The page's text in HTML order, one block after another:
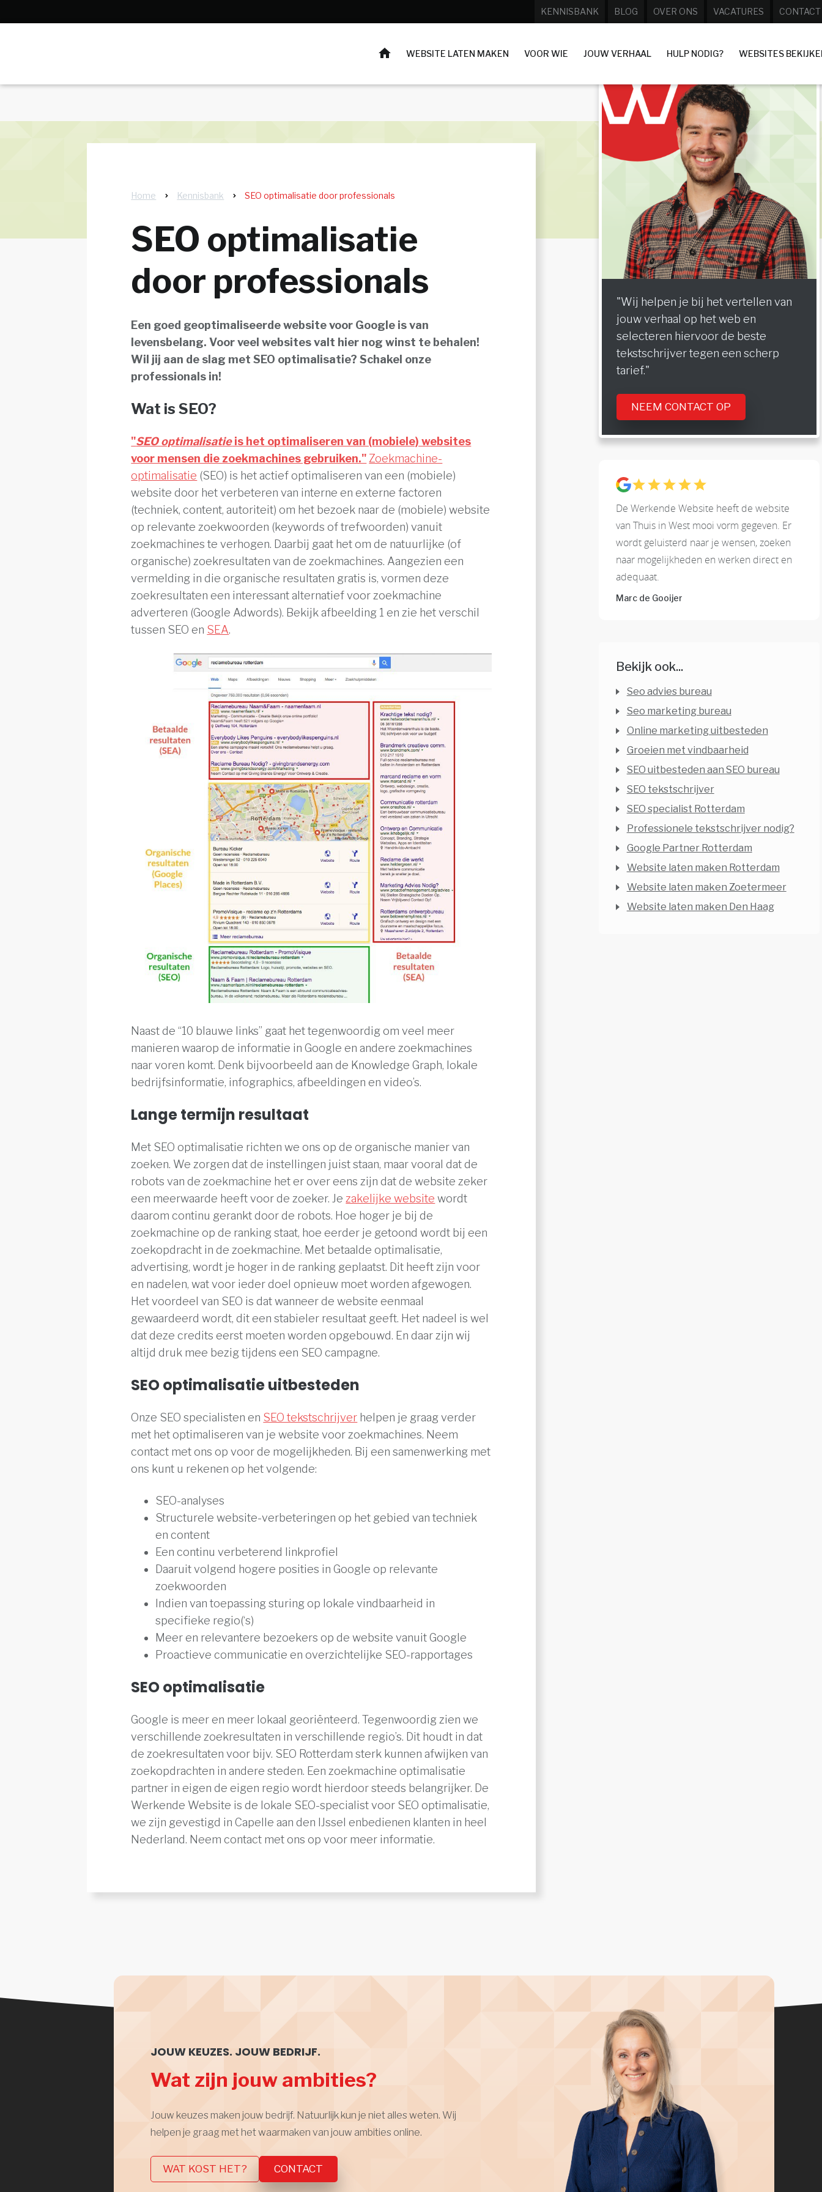
KENNISBANK BLOG OVER ONS VACATURES CONTACT
HOME WEBSITE LATEN MAKEN VOOR WIE JOUW VERHAAL HULP NODIG? WEBSITES
Home Kennisbank SEO optimalisatie door professionals
SEO optimalisatie
door professionals
Een goed geoptimaliseerde website voor Google is van
levensbelang. Voor veel websites valt hier nog winst te behalen!
Wil jij aan de slag met SEO optimalisatie? Schakel onze
professionals in!
Wat is SEO?
"SEO optimalisatieis het optimaliseren van (mobiele) websites
voor mensen die zoekmachines gebruiken." Zoekmachine-
optimalisatie (SEO) is het actief optimaliseren van een (mobiele)
website door het verbeteren van interne en externe factoren
(techniek, content, autoriteit) om het bezoek naar de (mobiele) website
op relevante zoekwoorden (keywords of trefwoorden) vanuit
zoekmachines te verhogen. Daarbij gaat het om de natuurlijke (of
organische) zoekresultaten van de zoekmachines. Aangezien een
vermelding in die organische resultaten gratis is, vormen deze
zoekresultaten een interessant alternatief voor zoekmachine
adverteren (Google Adwords). Bekijk afbeelding 1 en zie het verschil
tussen SEO en SEA.
Naast de “10 blauwe links” gaat het tegenwoordig om veel meer
manieren waarop de informatie in Google en andere zoekmachines
naar voren komt. Denk bijvoorbeeld aan de Knowledge Graph, lokale
bedrijfsinformatie, infographics, afbeeldingen en video’s.
Lange termijn resultaat
Met SEO optimalisatie richten we ons op de organische manier van
zoeken. We zorgen dat de instellingen juist staan, maar vooral dat de
robots van de zoekmachine het er over eens zijn dat de website zeker
een meerwaarde heeft voor de zoeker. Je zakelijke website wordt
daarom continu gerankt door de robots. Hoe hoger je bij de
zoekmachine op de ranking staat, hoe eerder je getoond wordt bij een
zoekopdracht in de zoekmachine. Met betaalde optimalisatie,
advertising, wordt je hoger in de ranking geplaatst. Dit heeft zijn voor
en nadelen, wat voor ieder doel opnieuw moet worden afgewogen.
Het voordeel van SEO is dat wanneer de website eenmaal
gewaardeerd wordt, dit een stabieler resultaat geeft. Het nadeel is wel
dat deze credits eerst moeten worden opgebouwd. En daar zijn wij
altijd druk mee bezig tijdens een SEO campagne.
SEO optimalisatie uitbesteden
Onze SEO specialisten en SEO tekstschrijver helpen je graag verder
met het optimaliseren van je website voor zoekmachines. Neem
contact met ons op voor de mogelijkheden. Bij een samenwerking met
ons kunt u rekenen op het volgende:
SEO-analyses
Structurele website-verbeteringen op het gebied van techniek
en content
Een continu verbeterend linkprofiel
Daaruit volgend hogere posities in Google op relevante
zoekwoorden
Indien van toepassing sturing op lokale vindbaarheid in
specifieke regio(‘s)
Meer en relevantere bezoekers op de website vanuit Google
Proactieve communicatie en overzichtelijke SEO-rapportages
SEO optimalisatie
Google is meer en meer lokaal georiënteerd. Tegenwoordig zien we
verschillende zoekresultaten in verschillende regio’s. Dit houdt in dat
de zoekresultaten voor bijv. SEO Rotterdam sterk kunnen afwijken van
zoekopdrachten in andere steden. Een zoekmachine optimalisatie
partner in eigen de eigen regio wordt hierdoor steeds belangrijker. De
Werkende Website is de lokale SEO-specialist voor SEO optimalisatie,
we zijn gevestigd in Capelle aan den IJssel enbedienen klanten in heel
Nederland. Neem contact met ons op voor meer informatie.
"Wij helpen je bij het vertellen van
jouw verhaal op het web en
selecteren hiervoor de beste
tekstschrijver tegen een scherp
tarief."
NEEM CONTACT OP
De Werkende Website heeft de website
van Thuis in West mooi vorm gegeven. Er
wordt geluisterd naar je wensen, zoeken
naar mogelijkheden en werken direct en
adequaat.
Marc de Gooijer
Bekijk ook...
Seo advies bureau
Seo marketing bureau
Online marketing uitbesteden
Groeien met vindbaarheid
SEO uitbesteden aan SEO bureau
SEO tekstschrijver
SEO specialist Rotterdam
Professionele tekstschrijver nodig?
Google Partner Rotterdam
Website laten maken Rotterdam
Website laten maken Zoetermeer
Website laten maken Den Haag
JOUW KEUZES. JOUW BEDRIJF.
Wat zijn jouw ambities?
Jouw keuzes maken jouw bedrijf. Natuurlijk kun je niet alles weten. Wij
helpen je graag met het waarmaken van jouw ambities online.
WAT KOST HET? CONTACT